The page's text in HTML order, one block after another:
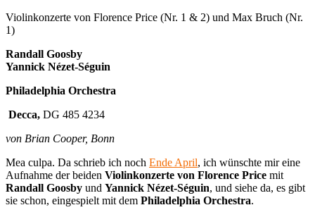
Violinkonzerte von Florence Price (Nr. 1 & 2) und Max Bruch (Nr.
1)
Randall Goosby
Yannick Nézet-Séguin
Philadelphia Orchestra
Decca, DG 485 4234
von Brian Cooper, Bonn
Mea culpa. Da schrieb ich noch Ende April, ich wünschte mir eine
Aufnahme der beiden Violinkonzerte von Florence Price mit
Randall Goosby und Yannick Nézet-Séguin, und siehe da, es gibt
sie schon, eingespielt mit dem Philadelphia Orchestra.